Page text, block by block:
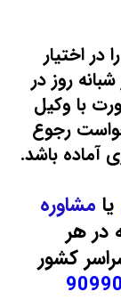
در اختیار
روز در
با وکیل
رجوع
آماده باشد.
یا مشاوره
در هر
کشور